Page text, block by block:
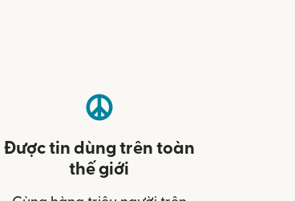
Được tin dùng trên toàn
thế giới